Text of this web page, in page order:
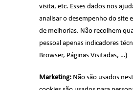
visita, etc. Esses dados nos
analisar o desempenho do site
de melhorias. Não recolhem
pessoal apenas indicadores
Browser, Páginas Visitadas, …)
Marketing: Não são usados